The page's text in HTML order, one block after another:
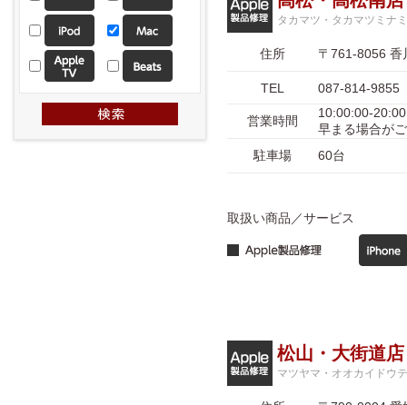
タカマツ・タカマツミナ
住所 〒761-8056 香
TEL 087-814-9855
営業時間
10:00:00-
早まる場合が
駐車場
60台
取扱い商品／サービス
松山・大街道店
マツヤマ・オオカイドウ